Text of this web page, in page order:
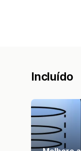
Incluído